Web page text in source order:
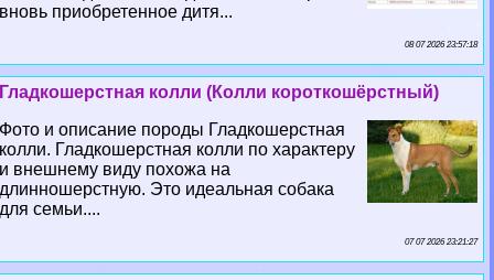
вновь приобретенное дитя...
08 07 2026 23:57:18
Гладкошерстная колли (Колли короткошёрстный)
Фото и описание породы Гладкошерстная
колли. Гладкошерстная колли по хаpaктеру
и внешнему виду похожа на
длинношерстную. Это идеальная собака
для семьи....
07 07 2026 23:21:27